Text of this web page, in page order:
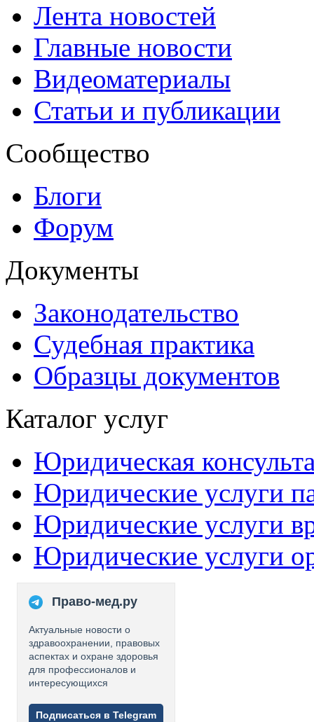
Лента новостей
Главные новости
Видеоматериалы
Статьи и публикации
Сообщество
Блоги
Форум
Документы
Законодательство
Судебная практика
Образцы документов
Каталог услуг
Юридическая
Юридические услуги
Юридические услуги
Юридические услуги
Право-мед.ру
Актуальные новости о
здравоохранении, правовых
аспектах и охране здоровья
для профессионалов и
интересующихся
Подписаться в Telegram